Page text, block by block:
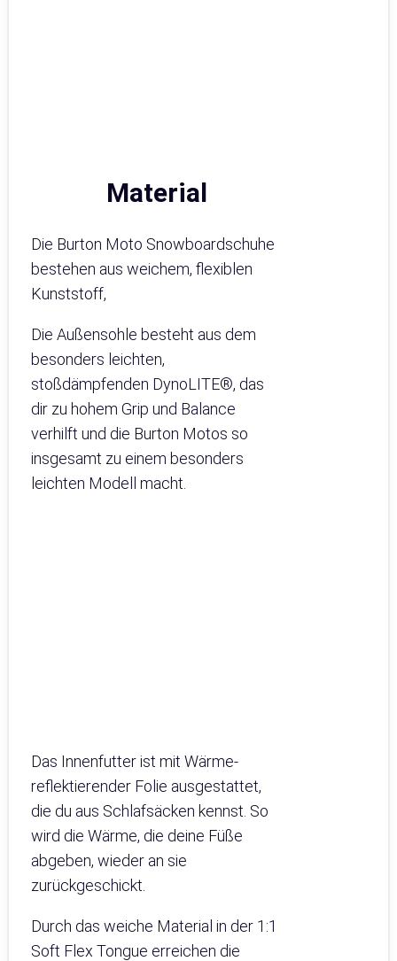
Material
Die Burton Moto Snowboardschuhe
bestehen aus weichem, flexiblen
Kunststoff,
Die Außensohle besteht aus dem
besonders leichten,
stoßdämpfenden DynoLITE®, das
dir zu hohem Grip und Balance
verhilft und die Burton Motos so
insgesamt zu einem besonders
leichten Modell macht.
Das Innenfutter ist mit Wärme-
reflektierender Folie ausgestattet,
die du aus Schlafsäcken kennst. So
wird die Wärme, die deine Füße
abgeben, wieder an sie
zurückgeschickt.
Durch das weiche Material in der 1:1
Soft Flex Tongue erreichen die